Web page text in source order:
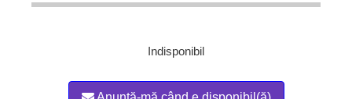
Indisponibil